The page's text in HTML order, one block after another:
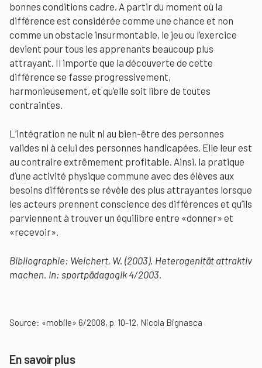
bonnes conditions cadre. A partir du moment où la
différence est considérée comme une chance et non
comme un obstacle insurmontable, le jeu ou l’exercice
devient pour tous les apprenants beaucoup plus
attrayant. Il importe que la découverte de cette
différence se fasse progressivement,
harmonieusement, et qu’elle soit libre de toutes
contraintes.
L’intégration ne nuit ni au bien-être des personnes
valides ni à celui des personnes handicapées. Elle leur est
au contraire extrêmement profitable. Ainsi, la pratique
d’une activité physique commune avec des élèves aux
besoins différents se révèle des plus attrayantes lorsque
les acteurs prennent conscience des différences et qu’ils
parviennent à trouver un équilibre entre «donner» et
«recevoir».
Bibliographie: Weichert, W. (2003). Heterogenität attraktiv
machen. In: sportpädagogik 4/2003.
Source: «mobile» 6/2008, p. 10-12, Nicola Bignasca
En savoir plus